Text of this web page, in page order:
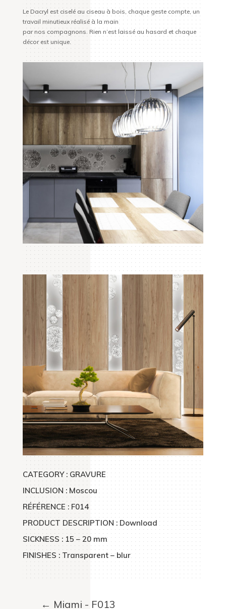
Le Dacryl est ciselé au ciseau à bois, chaque geste compte, un
travail minutieux réalisé à la main
par nos compagnons. Rien n’est laissé au hasard et chaque
décor est unique.
CATEGORY : GRAVURE
INCLUSION : Moscou
RÉFÉRENCE : F014
PRODUCT DESCRIPTION : Download
SICKNESS : 15 – 20 mm
FINISHES : Transparent – blur
← Miami - F013